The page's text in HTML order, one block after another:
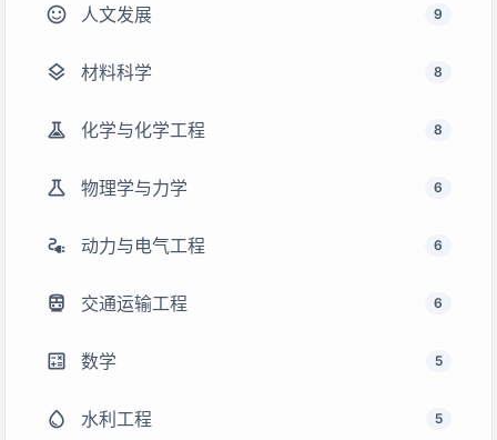
sentiment_satisfied 人文发展 9
layers 材料科学 8
experiment 化学与化学工程 8
science 物理学与力学 6
electrical_services 动力与电气工程 6
directions_transit 交通运输工程 6
calculate 数学 5
water_drop 水利工程 5